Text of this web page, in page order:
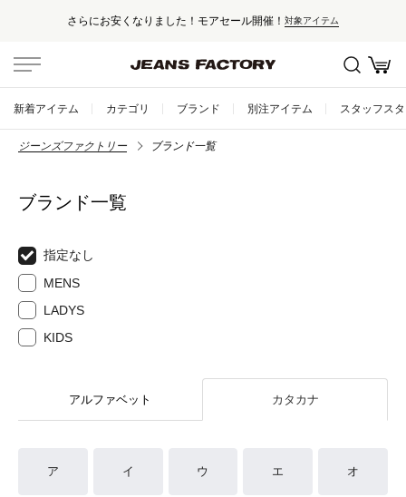
さらにお安くなりました！モアセール開催！ 対象アイテム
新着アイテム カテゴリ ブランド 別注アイテム スタッフス
ジーンズファクトリー ブランド一覧
ブランド一覧
指定なし
MENS
LADYS
KIDS
アルファベット カタカナ
ア イ ウ エ オ